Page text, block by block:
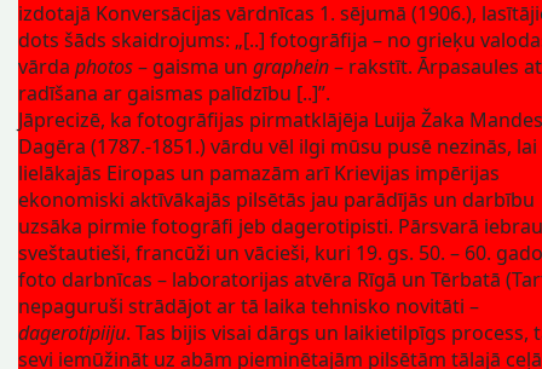
izdotajā Konversācijas vārdnīcas 1. sējumā (1906.),
dots šāds skaidrojums: „[..] fotogrāfija – no grieķu
vārda photos– gaisma un graphein– rakstīt. Ārpasaules
radīšana ar gaismas palīdzību [..]”.
Jāprecizē, ka fotogrāfijas pirmatklājēja Luija Žaka
Dagēra (1787.-1851.) vārdu vēl ilgi mūsu pusē nezinās,
lielākajās Eiropas un pamazām arī Krievijas impērijas
ekonomiski aktīvākajās pilsētās jau parādījās un darbību
uzsāka pirmie fotogrāfi jeb dagerotipisti. Pārsvarā
sveštautieši, francūži un vācieši, kuri 19. gs. 50. – 60.
foto darbnīcas – laboratorijas atvēra Rīgā un Tērbatā
nepaguruši strādājot ar tā laika tehnisko novitāti –
dagerotipiiju. Tas bijis visai dārgs un laikietilpīgs process,
sevi iemūžināt uz abām pieminētajām pilsētām tālajā ceļā